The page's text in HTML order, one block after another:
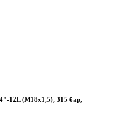
12L (М18х1,5), 315 бар,